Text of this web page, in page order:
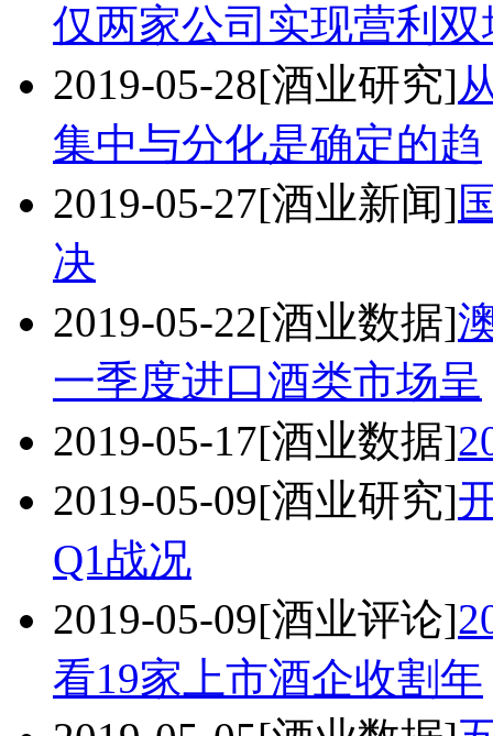
仅两家公司实现营利双
2019-05-28[酒业研究]
集中与分化是确定的趋
2019-05-27[酒业新闻]
决
2019-05-22[酒业数据]
一季度进口酒类市场呈
2019-05-17[酒业数据]
2019-05-09[酒业研究]
Q1战况
2019-05-09[酒业评论]
看19家上市酒企收割年